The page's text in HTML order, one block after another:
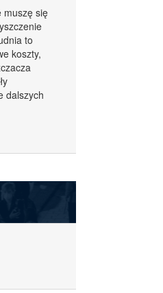
muszę się
to
koszty,
dalszych